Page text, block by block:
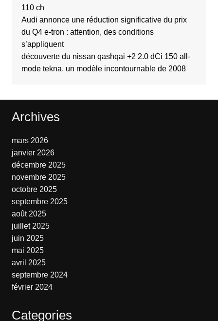
110 ch
Audi annonce une réduction significative du prix
du Q4 e-tron : attention, des conditions
s’appliquent
découverte du nissan qashqai +2 2.0 dCi 150 all-
mode tekna, un modèle incontournable de 2008
Archives
mars 2026
janvier 2026
décembre 2025
novembre 2025
octobre 2025
septembre 2025
août 2025
juillet 2025
juin 2025
mai 2025
avril 2025
septembre 2024
février 2024
Categories